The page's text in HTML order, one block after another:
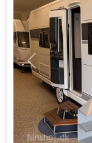
Previous